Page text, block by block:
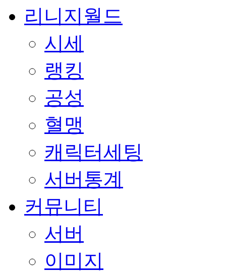
리니지월드
시세
랭킹
공성
혈맹
캐릭터세팅
서버통계
커뮤니티
서버
이미지